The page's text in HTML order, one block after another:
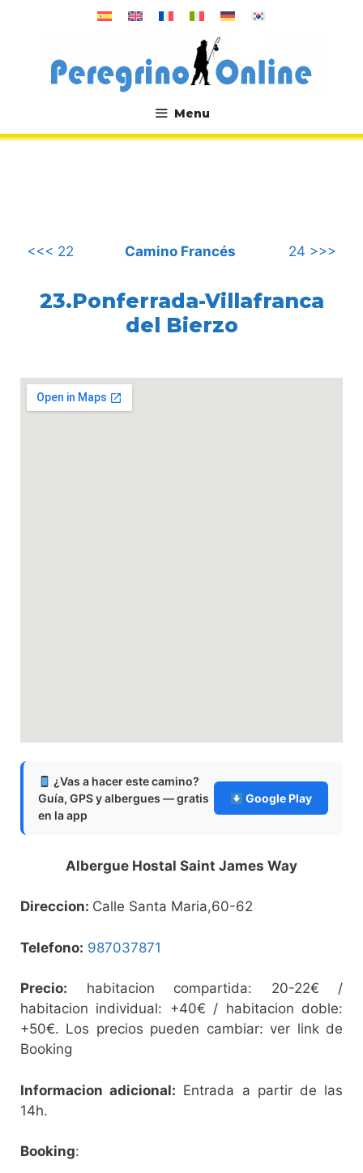
Menu
.
<<< 22 Camino Francés 24 >>>
23.Ponferrada-Villafranca
del Bierzo
¿Vas a hacer este camino?
Guía, GPS y albergues — gratis
en la app
Google Play
Albergue Hostal Saint James Way
Direccion: Calle Santa Maria,60-62
Telefono: 987037871
Precio: habitacion compartida: 20-22€ /
habitacion individual: +40€ / habitacion doble:
+50€. Los precios pueden cambiar: ver link de
Booking
Informacion adicional: Entrada a partir de las
14h.
Booking: